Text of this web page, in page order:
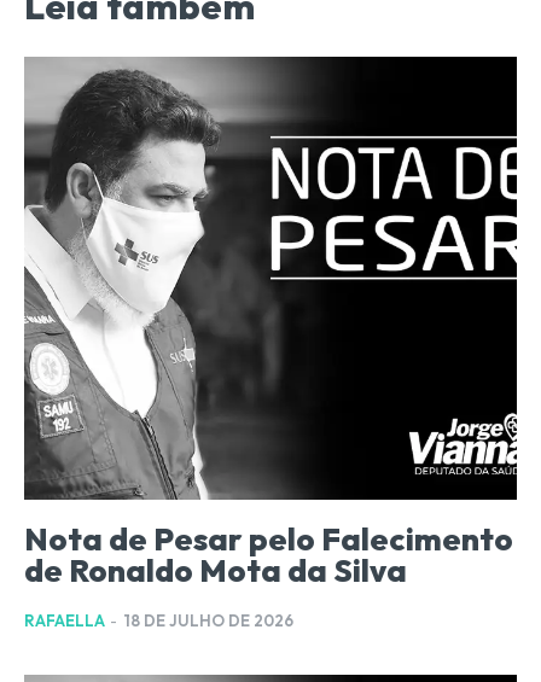
Nota de Pesar pelo Falecimento
de Ronaldo Mota da Silva
RAFAELLA - 18 DE JULHO DE 2026